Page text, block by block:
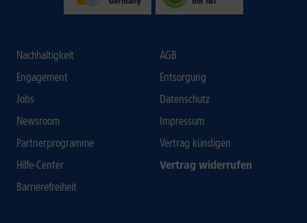
Nachhaltigkeit
Engagement
Jobs
Newsroom
Partnerprogramme
Hilfe-Center
Barrierefreiheit
AGB
Entsorgung
Datenschutz
Impressum
Vertrag kündigen
Vertrag widerrufen